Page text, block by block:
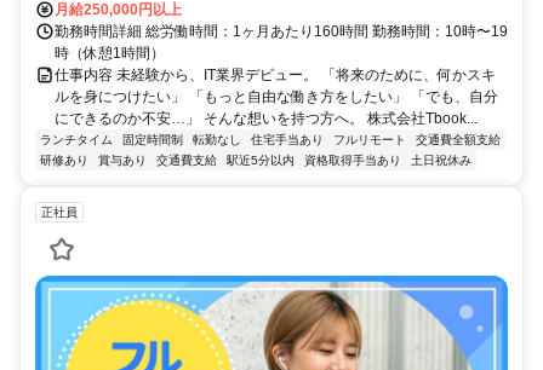
月給250,000円以上
勤務時間詳細 総労働時間：1ヶ月あたり160時間 勤務時間：10時〜19
時（休憩1時間）
仕事内容 未経験から、IT業界デビュー。 「将来のために、何かスキ
ルを身につけたい」 「もっと自由な働き方をしたい」 「でも、自分
にできるのか不安…」 そんな想いを持つ方へ。 株式会社Tbook...
ランチタイム 固定時間制 転勤なし 住宅手当あり フルリモート
交通費全額支給
研修あり
賞与あり 交通費支給 駅近5分以内 資格取得手当あり 土日祝休み
正社員